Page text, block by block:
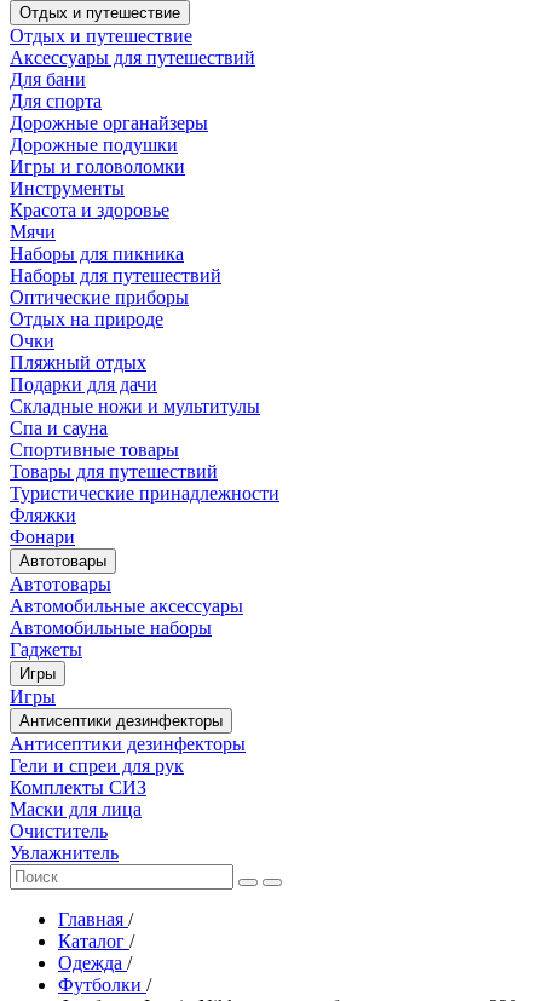
Отдых и путешествие
Отдых и путешествие
Аксессуары для путешествий
Для бани
Для спорта
Дорожные органайзеры
Дорожные подушки
Игры и головоломки
Инструменты
Красота и здоровье
Мячи
Наборы для пикника
Наборы для путешествий
Оптические приборы
Отдых на природе
Очки
Пляжный отдых
Подарки для дачи
Складные ножи и мультитулы
Спа и сауна
Спортивные товары
Товары для путешествий
Туристические принадлежности
Фляжки
Фонари
Автотовары
Автотовары
Автомобильные аксессуары
Автомобильные наборы
Гаджеты
Игры
Игры
Антисептики дезинфекторы
Антисептики дезинфекторы
Гели и спреи для рук
Комплекты СИЗ
Маски для лица
Очиститель
Увлажнитель
Главная /
Каталог /
Одежда /
Футболки /